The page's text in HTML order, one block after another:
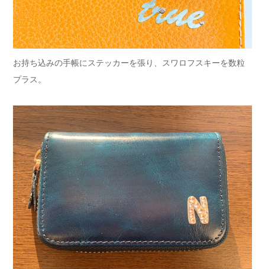
お持ち込みの手帳にステッカーを張り、スワロフスキーを数粒
プラス。